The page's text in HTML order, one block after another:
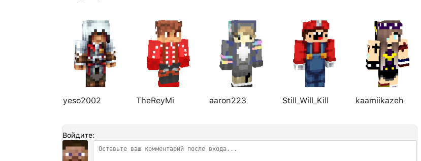
yeso2002 TheReyMi aaron223 Still_Will_Kill kaamiikazeh
Войдите: